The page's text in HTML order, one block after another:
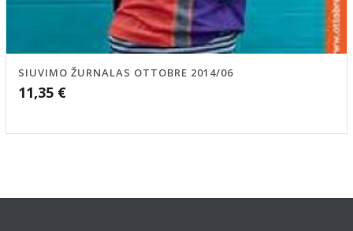
SIUVIMO ŽURNALAS OTTOBRE 2014/06
11,35 €